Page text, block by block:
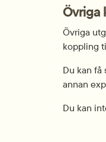
Övriga
Övriga
koppling
Du kan få
annan
Du kan